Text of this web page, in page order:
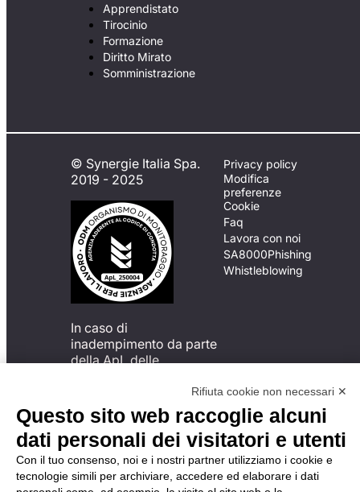
Apprendistato
Tirocinio
Formazione
Diritto Mirato
Somministrazione
© Synergie Italia Spa.
2019 - 2025
In caso di
inadempimento da parte
della ApL delle
del Codice di Condotta, è
possibile presentare un
reclamo
all’Organismo di
Monitoraggio utilizzando
una delle modalità
descritte al seguente
Privacy policy
Modifica
preferenze
Cookie
Faq
Lavora con noi
SA8000Phishing
Whistleblowing
Rifiuta cookie non necessari ✕
Questo sito web raccoglie alcuni
dati personali dei visitatori e utenti
Con il tuo consenso, noi e i nostri partner utilizziamo i cookie e
tecnologie simili per archiviare, accedere ed elaborare i dati